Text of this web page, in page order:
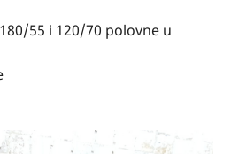
180/55 i 120/70 polovne u